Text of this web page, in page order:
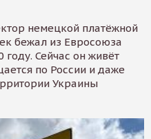
немецкой платёжной
бежал из Евросоюза
Сейчас он живёт
по России и даже
Украины